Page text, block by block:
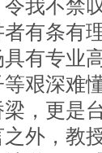
我不禁
有条有
有专业
艰深难
，更是
外，教